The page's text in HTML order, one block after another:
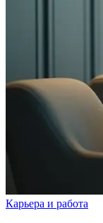
Карьера и работа